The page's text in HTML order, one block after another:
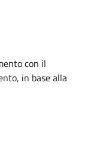
con il
in base alla